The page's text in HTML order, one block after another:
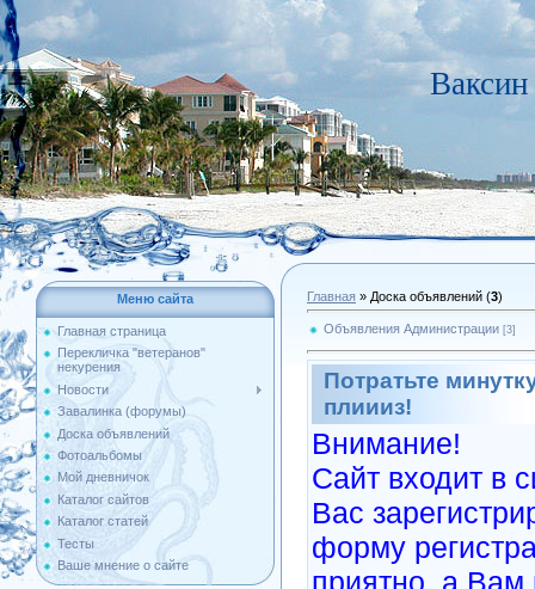
Меню сайта
Главная страница
Перекличка "ветеранов"
некурения
Новости
Завалинка (форумы)
Доска объявлений
Фотоальбомы
Мой дневничок
Каталог сайтов
Каталог статей
Тесты
Ваше мнение о сайте
Главная » Доска объявлений (3)
Объявления Администрации [3]
Потратьте
плиииз!
Внимание!
Сайт входит в
Вас
форму
приятно, а Вам